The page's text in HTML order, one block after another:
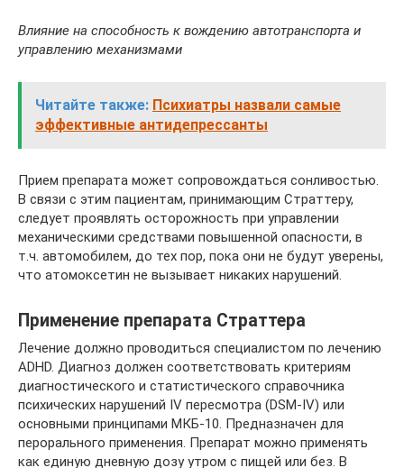
Влияние на способность к вождению автотранспорта и
управлению механизмами
Читайте также: Психиатры назвали самые
эффективные антидепрессанты
Прием препарата может сопровождаться сонливостью.
В связи с этим пациентам, принимающим Страттеру,
следует проявлять осторожность при управлении
механическими средствами повышенной опасности, в
т.ч. автомобилем, до тех пор, пока они не будут уверены,
что атомоксетин не вызывает никаких нарушений.
Применение препарата Страттера
Лечение должно проводиться специалистом по лечению
ADHD. Диагноз должен соответствовать критериям
диагностического и статистического справочника
психических нарушений IV пересмотра (DSM-IV) или
основными принципами МКБ-10. Предназначен для
перорального применения. Препарат можно применять
как единую дневную дозу утром с пищей или без. В